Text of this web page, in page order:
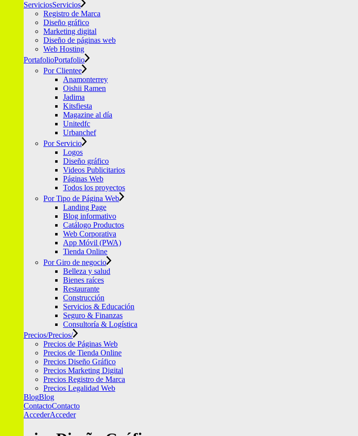
ServiciosServicios
Registro de Marca
Diseño gráfico
Marketing digital
Diseño de páginas web
Web Hosting
PortafolioPortafolio
Por Clientee
Anamonterrey
Oishii Ramen
Jadima
Kitsfiesta
Magazine al día
Unitedfc
Urbanchef
Por Servicio
Logos
Diseño gráfico
Videos Publicitarios
Páginas Web
Todos los proyectos
Por Tipo de Página Web
Landing Page
Blog informativo
Catálogo Productos
Web Corporativa
App Móvil (PWA)
Tienda Online
Por Giro de negocio
Belleza y salud
Bienes raíces
Restaurante
Construcción
Servicios & Educación
Seguro & Finanzas
Consultoría & Logística
Precios/Precios/
Precios de Páginas Web
Precios de Tienda Online
Precios Diseño Gráfico
Precios Marketing Digital
Precios Registro de Marca
Precios Legalidad Web
BlogBlog
ContactoContacto
AccederAcceder